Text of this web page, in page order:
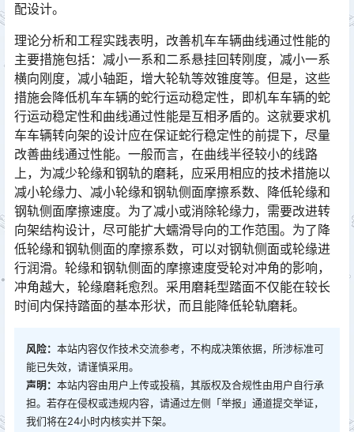
配设计。󠅅󠅃󠄵󠅂󠄪󠇖󠆨󠆨󠇕󠆞󠆒󠅬󠇘󠆭󠆘󠇙󠆝󠅵󠇗󠆭󠆁󠄐󠇗󠅹󠅸󠇖󠆍󠅳󠇖󠅹󠅰󠇖󠆌󠅹
理论分析和工程实践表明，改善机车车辆曲线通过性能的
主要措施包括：减小一系和二系悬挂回转刚度，减小一系
横向刚度，减小轴距，增大轮轨等效锥度等。但是，这些
措施会降低机车车辆的蛇行运动稳定性，即机车车辆的蛇
行运动稳定性和曲线通过性能是互相矛盾的。这就要求机
车车辆转向架的设计应在保证蛇行稳定性的前提下，尽量
改善曲线通过性能。一般而言，在曲线半径较小的线路
上，为减少轮缘和钢轨的磨耗，应采用相应的技术措施以
减小轮缘力、减小轮缘和钢轨侧面摩擦系数、降低轮缘和
钢轨侧面摩擦速度。为了减小或消除轮缘力，需要改进转
向架结构设计，尽可能扩大蠕滑导向的工作范围。为了降
低轮缘和钢轨侧面的摩擦系数，可以对钢轨侧面或轮缘进
行润滑。轮缘和钢轨侧面的摩擦速度受轮对冲角的影响，
冲角越大，轮缘磨耗愈烈。采用磨耗型踏面不仅能在较长
时间内保持踏面的基本形状，而且能降低轮轨磨耗。󠅅󠅃󠄵󠅂󠄪󠇖󠆨󠆨󠇕󠆞󠆒󠅬󠇘󠆭󠆘󠇙󠆝󠅵󠇗󠆭󠆁󠄐󠇗󠅹󠅸󠇖󠆍󠅳󠇖󠅹󠅰󠇖󠆌󠅹
风险： 本站内容仅作技术交流参考，不构成决策依据，所涉标准可
能已失效，请谨慎采用。
声明： 本站内容由用户上传或投稿，其版权及合规性由用户自行承
担。若存在侵权或违规内容，请通过左侧「举报」通道提交举证，
我们将在24小时内核实并下架。